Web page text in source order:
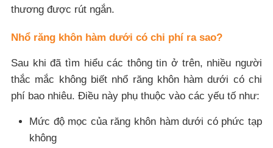
thương được rút ngắn.
Nhổ răng khôn hàm dưới có chi phí ra sao?
Sau khi đã tìm hiểu các thông tin ở trên, nhiều người
thắc mắc không biết nhổ răng khôn hàm dưới có chi
phí bao nhiêu. Điều này phụ thuộc vào các yếu tố như:
Mức độ mọc của răng khôn hàm dưới có phức tạp
không